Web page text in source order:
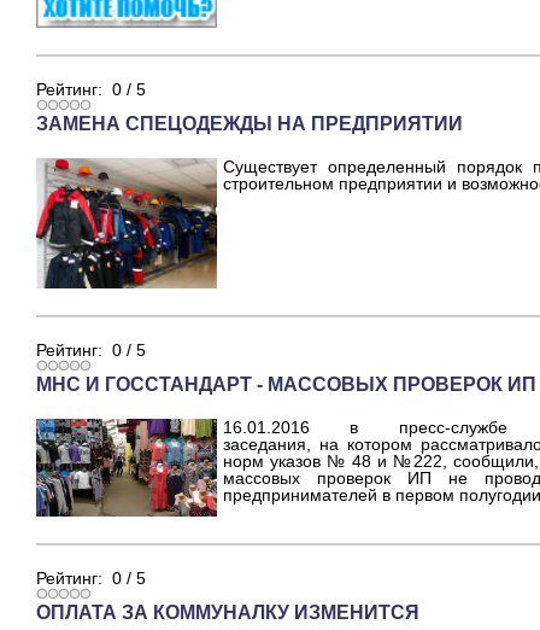
Рейтинг: 0 / 5
ЗАМЕНА СПЕЦОДЕЖДЫ НА ПРЕДПРИЯТИИ
Существует определенный
строительном предприятии и
Рейтинг: 0 / 5
МНС И ГОССТАНДАРТ - МАССОВЫХ ПРОВЕРОК ИП
16.01.2016 в пресс-службе
заседания, на котором
норм указов № 48 и №222,
массовых проверок ИП не
предпринимателей в первом
Рейтинг: 0 / 5
ОПЛАТА ЗА КОММУНАЛКУ ИЗМЕНИТСЯ